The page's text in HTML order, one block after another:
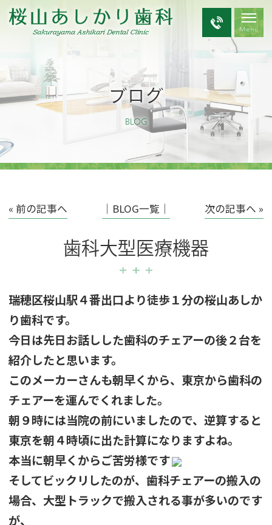
ブログ
BLOG
« 前の記事へ │BLOG一覧│ 次の記事へ »
歯科大型医療機器
瑞穂区桜山駅４番出口より徒歩１分の桜山あしか
り歯科です。
今日は先日お話しした歯科のチェアーの後２台を
紹介したと思います。
このメーカーさんも朝早くから、東京から歯科の
チェアーを運んでくれました。
朝９時には当院の前にいましたので、逆算すると
東京を朝４時頃に出た計算になりますよね。
本当に朝早くからご苦労様です
そしてビックリしたのが、歯科チェアーの搬入の
場合、大型トラックで搬入される事が多いのです
が、